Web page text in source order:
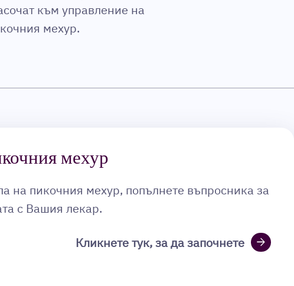
към управление на
мехур.
мехур
на пикочния мехур, попълнете въпросника за
с Вашия лекар.
Кликнете тук, за да започнете arrow_forward